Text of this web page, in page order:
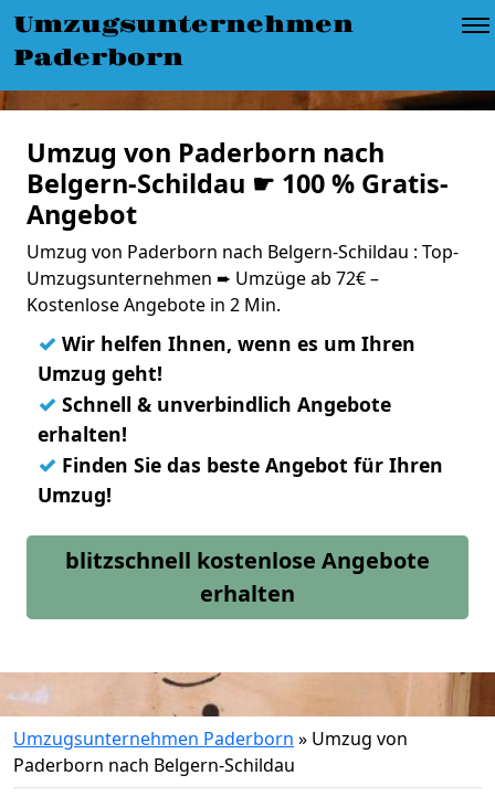
Umzugsunternehmen
Paderborn
Umzug von Paderborn nach
Belgern-Schildau ☛ 100 % Gratis-
Angebot
Umzug von Paderborn nach Belgern-Schildau : Top-
Umzugsunternehmen ➨ Umzüge ab 72€ –
Kostenlose Angebote in 2 Min.
✓ Wir helfen Ihnen, wenn es um Ihren
Umzug geht!
✓ Schnell & unverbindlich Angebote
erhalten!
✓ Finden Sie das beste Angebot für Ihren
Umzug!
blitzschnell kostenlose Angebote
erhalten
Umzugsunternehmen Paderborn » Umzug von
Paderborn nach Belgern-Schildau